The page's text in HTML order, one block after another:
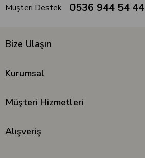
Müşteri Destek 0536 944 54 44
Bize Ulaşın
Kurumsal
Müşteri Hizmetleri
Alışveriş